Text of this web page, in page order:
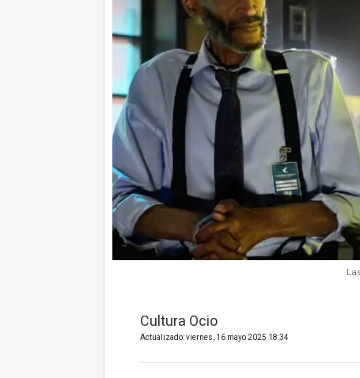
Cultura Ocio
Actualizado: viernes, 16 mayo 2025 18:34